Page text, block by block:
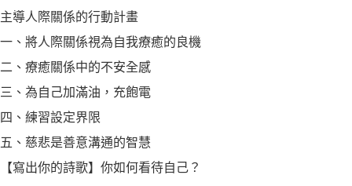
主導人際關係的行動計畫
一、將人際關係視為自我療癒的良機
二、療癒關係中的不安全感
三、為自己加滿油，充飽電
四、練習設定界限
五、慈悲是善意溝通的智慧
【寫出你的詩歌】你如何看待自己？